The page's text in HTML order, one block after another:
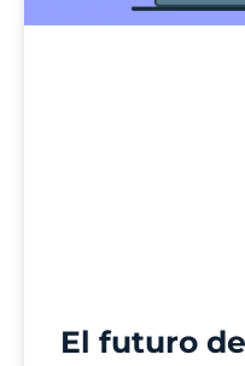
El futuro